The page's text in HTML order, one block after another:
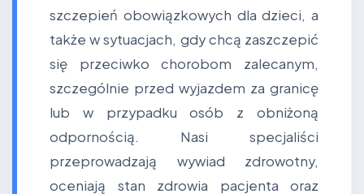
szczepień obowiązkowych dla dzieci, a
także w sytuacjach, gdy chcą zaszczepić
się przeciwko chorobom zalecanym,
szczególnie przed wyjazdem za granicę
lub w przypadku osób z obniżoną
odpornością. Nasi specjaliści
przeprowadzają wywiad zdrowotny,
oceniają stan zdrowia pacjenta oraz